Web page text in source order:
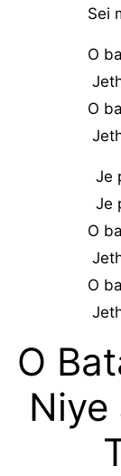
Sei
O
O
Je
Je
O
O
O
Niye